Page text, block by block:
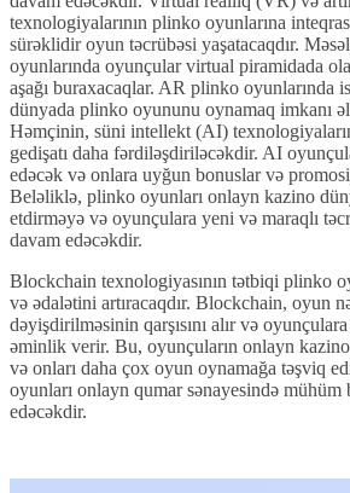
texnologiyalarının plinko oyunlarına
sürəklidir oyun təcrübəsi yaşatacaqdır.
oyunlarında oyunçular virtual piramidada
aşağı buraxacaqlar. AR plinko oyunlarında
dünyada plinko oyununu oynamaq imkanı
Həmçinin, süni intellekt (AI)
gedişatı daha fərdiləşdiriləcəkdir. AI
edəcək və onlara uyğun bonuslar və
Beləliklə, plinko oyunları onlayn kazino
etdirməyə və oyunçulara yeni və maraqlı
davam edəcəkdir.
Blockchain texnologiyasının tətbiqi plinko
və ədalətini artıracaqdır. Blockchain, oyun
dəyişdirilməsinin qarşısını alır və
əminlik verir. Bu, oyunçuların onlayn
və onları daha çox oyun oynamağa təşviq
oyunları onlayn qumar sənayesində
edəcəkdir.